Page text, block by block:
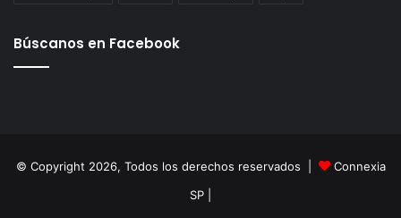
Búscanos en Facebook
© Copyright 2026, Todos los derechos reservados |
Connexia
SP